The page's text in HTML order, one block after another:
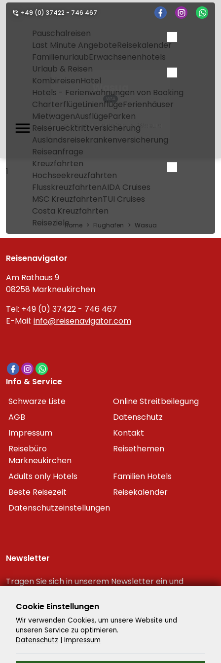
+49 (0) 37422 - 746 467
Pauschalreisen
Last Minute AngeboteReisekalender
FamilienurlaubErwachsenenhotels
Urlaub & Reisen
KombireisenHotel
Hotels - Ferienwohnungen von Booking
CharterflügeLinienflügeFerienhäuser
MietwagenAusflügeParken
Reiseruecktrittversicherung
Auslandsreisekrankenversicherung
Reiseanfrage
Kreuzfahrten
Hochseekreuzfahrten
FlusskreuzfahrtenAIDA Cruises
MSC KreuzfahrtenTUI Cruises
Costa Kreuzfahrten
Reiseziele
Wasua
WSA
Home Flughafen Wasua
1
Home Flughafen Wasua
Reisenavigator
Am Rathaus 9
08258 Markneukirchen
Tel: +49 (0) 37422 - 746 467
E-Mail: info@reisenavigator.com
Info & Service
Schwarze Liste
Online Streitbeilegung
AGB
Datenschutz
Impressum
Kontakt
Reisebüro
Markneukirchen
Reisethemen
Adults only Hotels
Familien Hotels
Beste Reisezeit
Reisekalender
Datenschutzeinstellungen
Newsletter
Tragen Sie sich in unserem Newsletter ein und
Reiseschnäppchen!
Cookie Einstellungen
Wir verwenden Cookies, um unsere Website und
unseren Service zu optimieren.
Datenschutz | Impressum